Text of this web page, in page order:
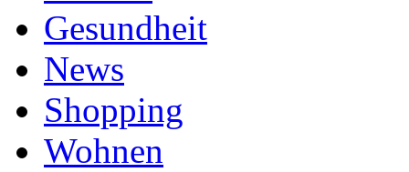
Gesundheit
News
Shopping
Wohnen